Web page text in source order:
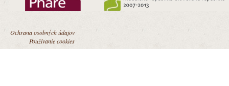
Ochrana osobných údajov
Používanie cookies